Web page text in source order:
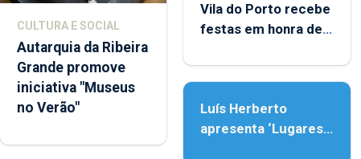
CULTURA E SOCIAL
Autarquia da Ribeira
Grande promove
iniciativa "Museus
no Verão"
Vila do Porto recebe
festas em honra de
Assunção
Luís Herberto
apresenta ‘Lugares